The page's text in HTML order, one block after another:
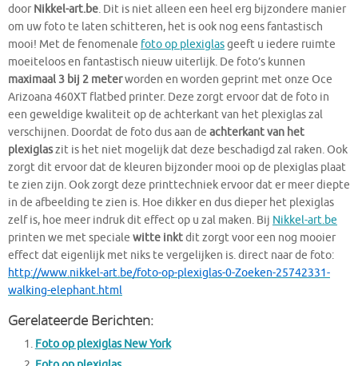
door Nikkel-art.be. Dit is niet alleen een heel erg bijzondere manier
om uw foto te laten schitteren, het is ook nog eens fantastisch
mooi! Met de fenomenale foto op plexiglasgeeft u iedere ruimte
moeiteloos en fantastisch nieuw uiterlijk. De foto’s kunnen
maximaal 3 bij 2 meterworden en worden geprint met onze Oce
Arizoana 460XT flatbed printer. Deze zorgt ervoor dat de foto in
een geweldige kwaliteit op de achterkant van het plexiglas zal
verschijnen. Doordat de foto dus aan de achterkant van het
plexiglaszit is het niet mogelijk dat deze beschadigd zal raken. Ook
zorgt dit ervoor dat de kleuren bijzonder mooi op de plexiglas plaat
te zien zijn. Ook zorgt deze printtechniek ervoor dat er meer diepte
in de afbeelding te zien is. Hoe dikker en dus dieper het plexiglas
zelf is, hoe meer indruk dit effect op u zal maken. Bij Nikkel-art.be
printen we met speciale witte inktdit zorgt voor een nog mooier
effect dat eigenlijk met niks te vergelijken is. direct naar de foto:
http://www.nikkel-art.be/foto-op-plexiglas-0-Zoeken-25742331-
walking-elephant.html
Gerelateerde Berichten:
Foto op plexiglas New York